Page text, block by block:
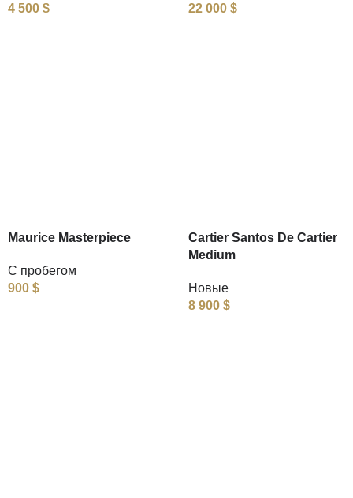
4 500 $
22 000 $
Maurice Masterpiece
С пробегом
900 $
Cartier Santos De Cartier
Medium
Новые
8 900 $